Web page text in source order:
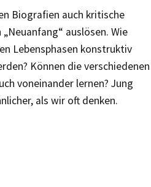
Biografien auch kritische
auslösen. Wie
Lebensphasen konstruktiv
Können die verschiedenen
voneinander lernen? Jung
als wir oft denken.